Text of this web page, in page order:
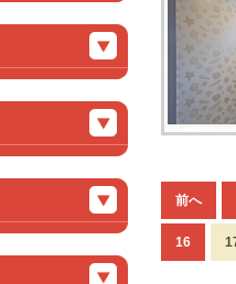
前へ
16